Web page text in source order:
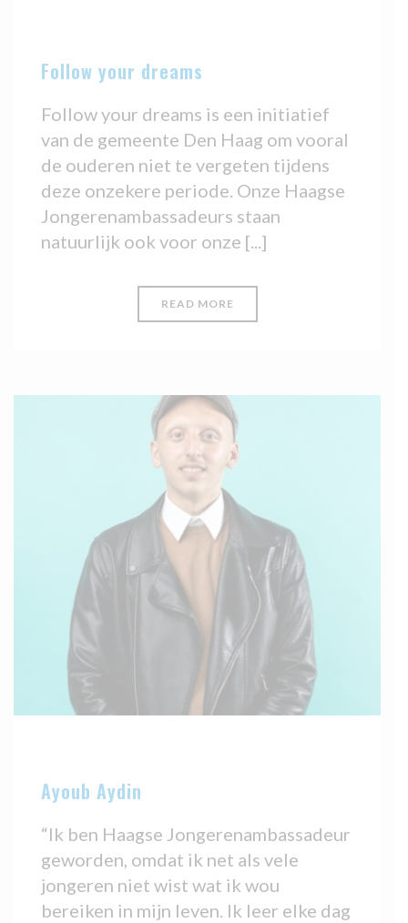
Follow your dreams
Follow your dreams is een initiatief
van de gemeente Den Haag om vooral
de ouderen niet te vergeten tijdens
deze onzekere periode. Onze Haagse
Jongerenambassadeurs staan
natuurlijk ook voor onze [...]
READ MORE
Ayoub Aydin
“Ik ben Haagse Jongerenambassadeur
geworden, omdat ik net als vele
jongeren niet wist wat ik wou
bereiken in mijn leven. Ik leer elke dag